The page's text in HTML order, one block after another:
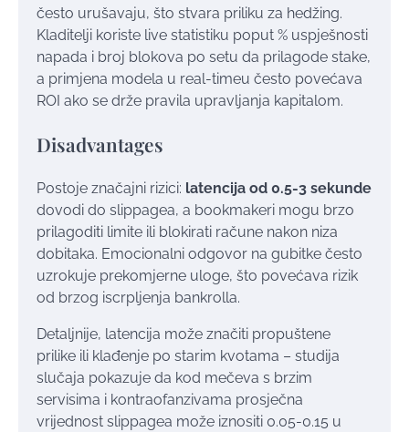
često urušavaju, što stvara priliku za hedžing.
Kladitelji koriste live statistiku poput % uspješnosti
napada i broj blokova po setu da prilagode stake,
a primjena modela u real-timeu često povećava
ROI ako se drže pravila upravljanja kapitalom.
Disadvantages
Postoje značajni rizici: latencija od 0.5-3 sekunde
dovodi do slippagea, a bookmakeri mogu brzo
prilagoditi limite ili blokirati račune nakon niza
dobitaka. Emocionalni odgovor na gubitke često
uzrokuje prekomjerne uloge, što povećava rizik
od brzog iscrpljenja bankrolla.
Detaljnije, latencija može značiti propuštene
prilike ili klađenje po starim kvotama – studija
slučaja pokazuje da kod mečeva s brzim
servisima i kontraofanzivama prosječna
vrijednost slippagea može iznositi 0.05-0.15 u